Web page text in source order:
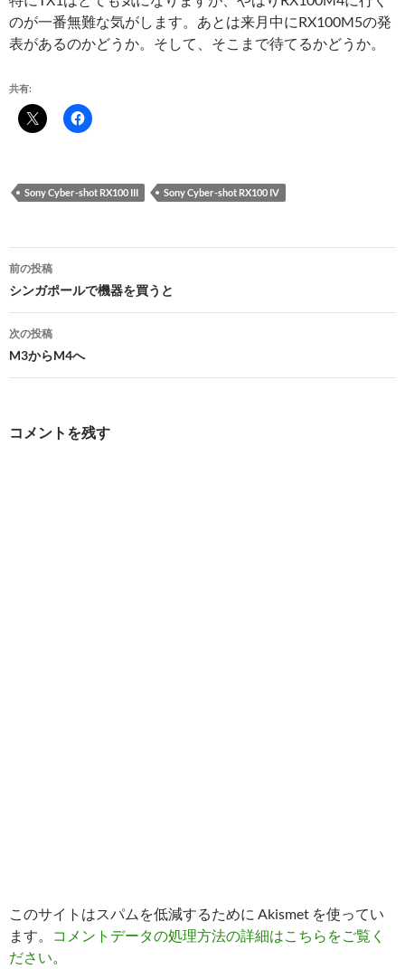
のが一番無難な気がします。あとは来月中にRX100M5の発
表があるのかどうか。そして、そこまで待てるかどうか。
共有:
Sony Cyber-shot RX100 III Sony Cyber-shot RX100 IV
投
稿
ナ
ビ
ゲ
前の投稿
シンガポールで機器を買うと
次の投稿
M3からM4へ
コメントを残す
このサイトはスパムを低減するために Akismet を使ってい
ます。
コメントデータの処理方法の詳細はこちらをご覧く
ださい。